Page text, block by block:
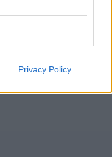
Privacy Policy